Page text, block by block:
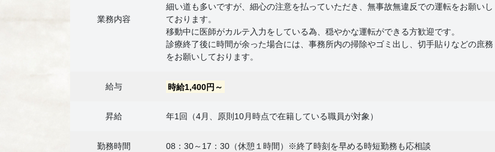
業務内容
細い道も多いですが、細心の注意を払っていただき、無事故無違反での運転をお願いし
ております。
移動中に医師がカルテ入力をしている為、穏やかな運転ができる方歓迎です。
診療終了後に時間が余った場合には、事務所内の掃除やゴミ出し、切手貼りなどの庶務
をお願いしております。
給与 時給1,400円～
昇給 年1回（4月、原則10月時点で在籍している職員が対象）
勤務時間 08：30～17：30（休憩１時間）※終了時刻を早める時短勤務も応相談